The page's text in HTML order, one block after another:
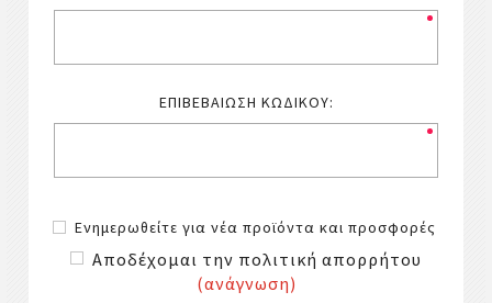
ΕΠΙΒΕΒΑΊΩΣΗ ΚΩΔΙΚΟΎ:
Ενημερωθείτε για νέα προϊόντα και προσφορές
Αποδέχομαι την πολιτική απορρήτου
(ανάγνωση)